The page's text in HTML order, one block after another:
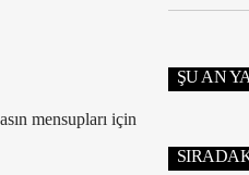
mensupları için
ŞU AN